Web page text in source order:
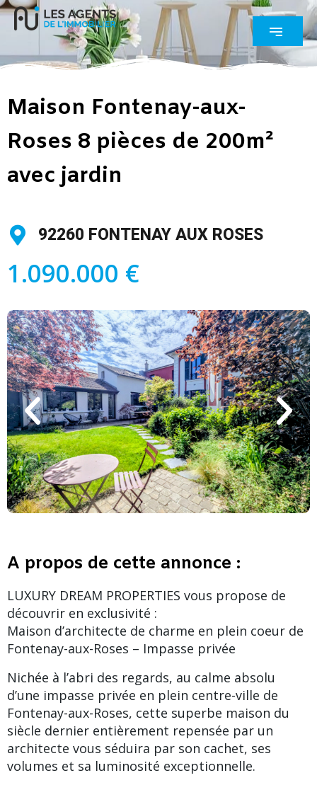
Maison Fontenay-aux-
Roses 8 pièces de 200m²
avec jardin
92260 FONTENAY AUX ROSES
1.090.000 €
A propos de cette annonce :
LUXURY DREAM PROPERTIES vous propose de
découvrir en exclusivité :
Maison d’architecte de charme en plein coeur de
Fontenay-aux-Roses – Impasse privée
Nichée à l’abri des regards, au calme absolu
d’une impasse privée en plein centre-ville de
Fontenay-aux-Roses, cette superbe maison du
siècle dernier entièrement repensée par un
architecte vous séduira par son cachet, ses
volumes et sa luminosité exceptionnelle.